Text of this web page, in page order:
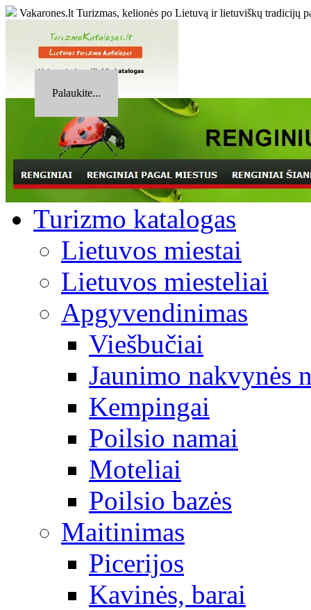
Vakarones.lt Turizmas, kelionės po Lietuvą ir lietuviškų tradicijų
Turizmo katalogas
Lietuvos miestai
Lietuvos miesteliai
Apgyvendinimas
Viešbučiai
Jaunimo nakvynės
Kempingai
Poilsio namai
Moteliai
Poilsio bazės
Maitinimas
Picerijos
Kavinės, barai
Palaukite...